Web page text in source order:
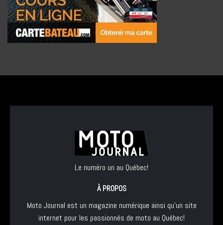
Le numéro un au Québec!
À PROPOS
Moto Journal est un magazine numérique ainsi qu'un site
internet pour les passionnés de moto au Québec!